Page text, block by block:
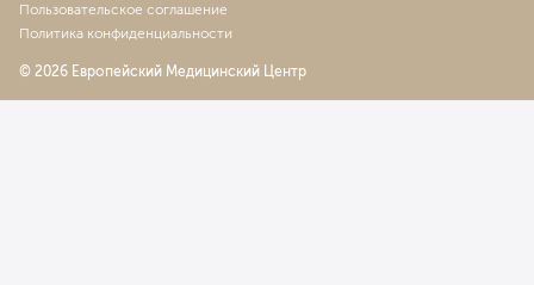
Пользовательское соглашение
Политика конфиденциальности
© 2026 Европейский Медицинский Центр